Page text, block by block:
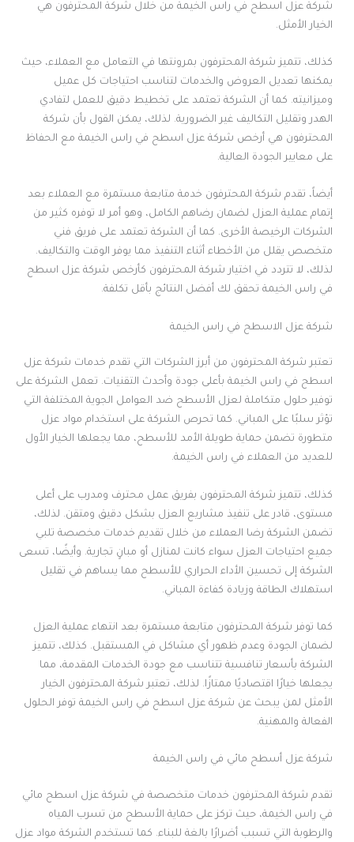
شركة عزل اسطح في راس الخيمة من خلال شركة المحترفون هي
الخيار الأمثل.
كذلك، تتميز شركة المحترفون بمرونتها في التعامل مع العملاء، حيث
يمكنها تعديل العروض والخدمات لتناسب احتياجات كل عميل
وميزانيته. كما أن الشركة تعتمد على تخطيط دقيق للعمل لتفادي
الهدر وتقليل التكاليف غير الضرورية. لذلك، يمكن القول بأن شركة
المحترفون هي أرخص شركة عزل اسطح في راس الخيمة مع الحفاظ
على معايير الجودة العالية.
أيضاً، تقدم شركة المحترفون خدمة متابعة مستمرة مع العملاء بعد
إتمام عملية العزل لضمان رضاهم الكامل، وهو أمر لا توفره كثير من
الشركات الرخيصة الأخرى. كما أن الشركة تعتمد على فريق فني
متخصص يقلل من الأخطاء أثناء التنفيذ مما يوفر الوقت والتكاليف.
لذلك، لا تتردد في اختيار شركة المحترفون كأرخص شركة عزل اسطح
في راس الخيمة تحقق لك أفضل النتائج بأقل تكلفة.
شركة عزل الاسطح في راس الخيمة
تعتبر شركة المحترفون من أبرز الشركات التي تقدم خدمات شركة عزل
اسطح في راس الخيمة بأعلى جودة وأحدث التقنيات. تعمل الشركة على
توفير حلول متكاملة لعزل الأسطح ضد العوامل الجوية المختلفة التي
تؤثر سلبًا على المباني. كما تحرص الشركة على استخدام مواد عزل
متطورة تضمن حماية طويلة الأمد للأسطح، مما يجعلها الخيار الأول
للعديد من العملاء في راس الخيمة.
كذلك، تتميز شركة المحترفون بفريق عمل محترف ومدرب على أعلى
مستوى، قادر على تنفيذ مشاريع العزل بشكل دقيق ومتقن. لذلك،
تضمن الشركة رضا العملاء من خلال تقديم خدمات مخصصة تلبي
جميع احتياجات العزل سواء كانت لمنازل أو مبانٍ تجارية. وأيضًا، تسعى
الشركة إلى تحسين الأداء الحراري للأسطح مما يساهم في تقليل
استهلاك الطاقة وزيادة كفاءة المباني.
كما توفر شركة المحترفون متابعة مستمرة بعد انتهاء عملية العزل
لضمان الجودة وعدم ظهور أي مشاكل في المستقبل. كذلك، تتميز
الشركة بأسعار تنافسية تتناسب مع جودة الخدمات المقدمة، مما
يجعلها خيارًا اقتصاديًا ممتازًا. لذلك، تعتبر شركة المحترفون الخيار
الأمثل لمن يبحث عن شركة عزل اسطح في راس الخيمة توفر الحلول
الفعالة والمهنية.
شركة عزل أسطح مائي في راس الخيمة
تقدم شركة المحترفون خدمات متخصصة في شركة عزل اسطح مائي
في راس الخيمة، حيث تركز على حماية الأسطح من تسرب المياه
والرطوبة التي تسبب أضرارًا بالغة للبناء. كما تستخدم الشركة مواد عزل